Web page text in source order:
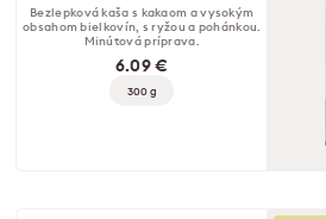
Bezlepková kaša s kakaom a vysokým
obsahom bielkovín, s ryžou a pohánkou.
Minútová príprava.
6.09 €
300 g